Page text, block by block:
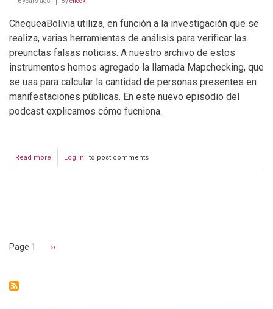
ChequeaBolivia utiliza, en función a la investigación que se
realiza, varias herramientas de análisis para verificar las
preunctas falsas noticias. A nuestro archivo de estos
instrumentos hemos agregado la llamada Mapchecking, que
se usa para calcular la cantidad de personas presentes en
manifestaciones públicas. En este nuevo episodio del
podcast explicamos cómo fucniona.
Read more about
Podcast
invade
Log in to post comments
Page 1
Next
››